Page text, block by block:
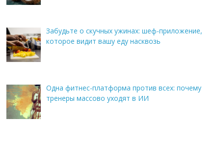
Забудьте о скучных ужинах: шеф-приложение,
которое видит вашу еду насквозь
Одна фитнес-платформа против всех: почему
тренеры массово уходят в ИИ